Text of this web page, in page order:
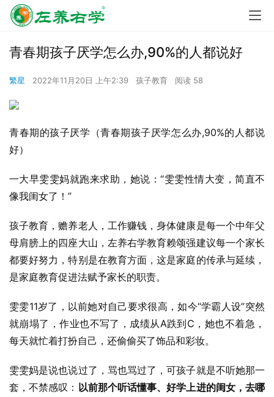
青春期孩子厌学怎么办,90%的人都说好
繁星 2022年11月20日 上午2:39 孩子教育 阅读 58
青春期的孩子厌学（青春期孩子厌学怎么办,90%的人都说
好）
一大早雯雯妈就跑来求助，她说：“雯雯性情大变，简直不
像我闺女了！”
孩子教育，赡养老人，工作赚钱，身体健康是每一个中年父
母肩膀上的四座大山，左养右学教育赖颂强建议每一个家长
都要好努力，特别是在教育方面，这是家庭的传承与延续，
是家庭教育促进法赋予家长的职责。
雯雯11岁了，以前她对自己要求很高，如今“学霸人设”突然
就崩塌了，作业也不写了，成绩从A跌到C，她也不着急，
每天就忙着打扮自己，还偷偷买了饰品和彩妆。
雯雯妈是说也说过了，骂也骂过了，可孩子就是不听她那一
套，不禁感叹： 以前那个听话懂事、好学上进的闺女，去哪